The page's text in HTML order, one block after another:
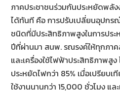
ภาคประชาชนร่วมกันประหยัดพลั
ได้ทันที คือ การปรับเปลี่ยนอุปกรณ์
ชนิดที่มีประสิทธิภาพสูงในการปร
ปีที่ผ่านมา สนพ. รณรงค์ให้ทุกภา
และเครื่องใช้ไฟฟ้าประสิทธิภาพสู
ประหยัดไฟกว่า 85% เมื่อเปรียบ
ใช้งานนานกว่า 15,000 ชั่วโมง แล